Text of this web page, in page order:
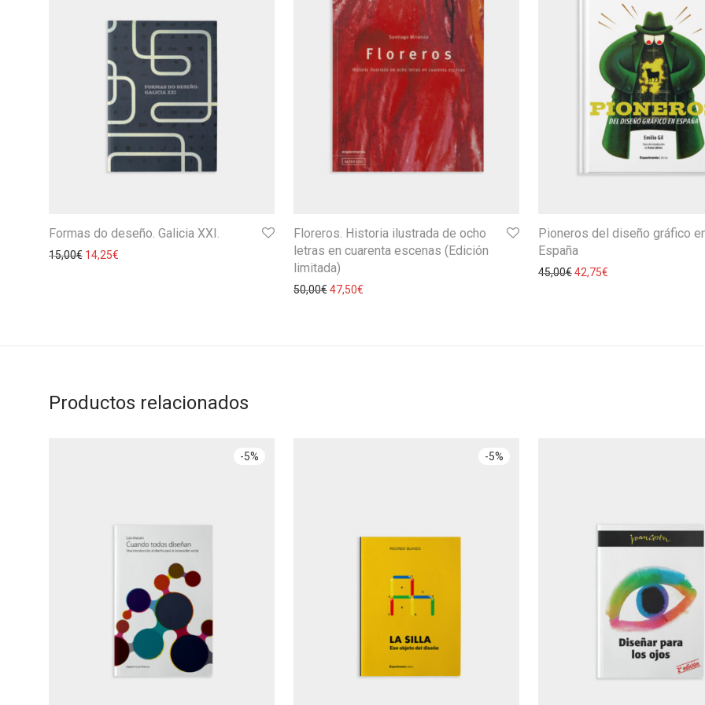
Formas do deseño. Galicia XXI.
15,00€ 14,25€
Floreros. Historia ilustrada de ocho
letras en cuarenta escenas (Edición
limitada)
50,00€47,50€
Pioneros del diseño gráfico
España
45,00€42,75€
Productos relacionados
-5% -5%